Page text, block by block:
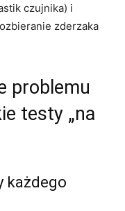
czujnika) i
zderzaka
problemu
testy „na
każdego